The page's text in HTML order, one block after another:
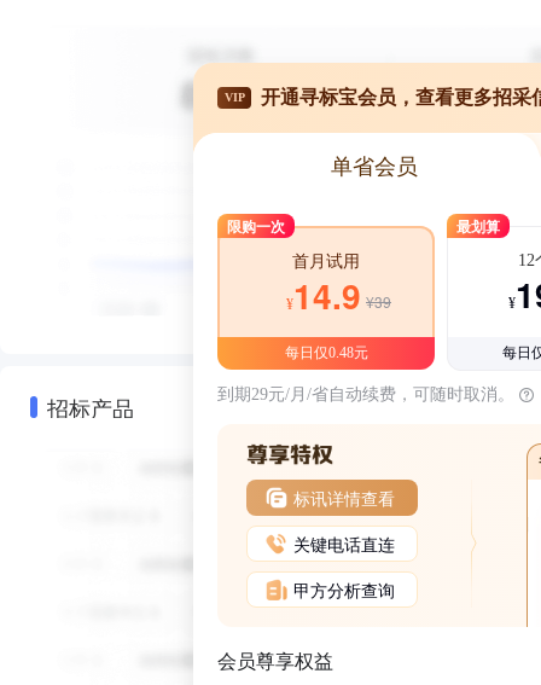
招标产品
VIP 开通寻标宝会员，查看更多招采
单省会员
限购一次
首月试用
¥14.9 ¥39
每日仅0.48元
最划算
12
¥
每日
到期29元/月/省自动续费，可随时取消。
标讯详情查看
关键电话直连
甲方分析查询
会员尊享权益